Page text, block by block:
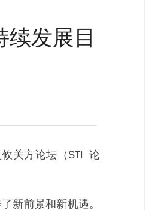
发展目
关方论坛（STI 论
新前景和新机遇。